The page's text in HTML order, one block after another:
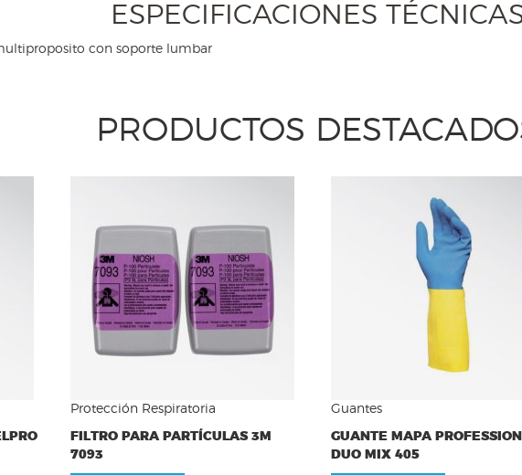
ESPECIFICACIONES
con soporte lumbar
PRODUCTOS
Protección Respiratoria
FILTRO PARA PARTÍCULAS 3M
7093
Guantes
GUANTE MAPA
DUO MIX 405